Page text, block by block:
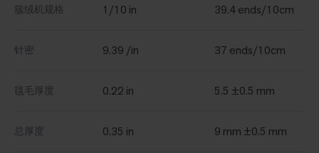
簇绒机规格 1/10 in 39.4 ends/10cm
针密 9.39 /in 37 ends/10cm
毯毛厚度 0.22 in 5.5 ±0.5 mm
总厚度 0.35 in 9 mm ±0.5 mm